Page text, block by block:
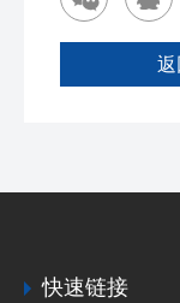
返
快速链接